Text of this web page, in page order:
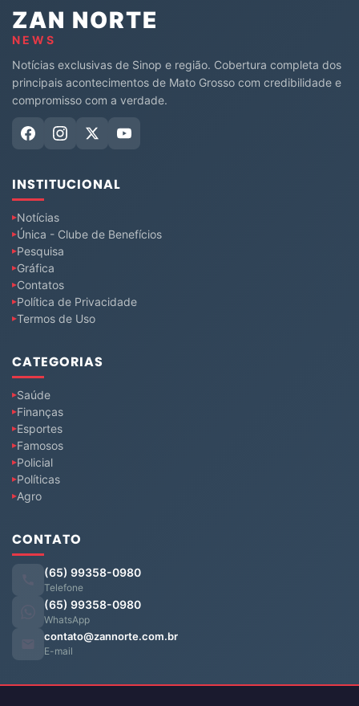
ZAN NORTE
NEWS
Notícias exclusivas de Sinop e região. Cobertura completa dos
principais acontecimentos de Mato Grosso com credibilidade e
compromisso com a verdade.
INSTITUCIONAL
Notícias
Única - Clube de Benefícios
Pesquisa
Gráfica
Contatos
Política de Privacidade
Termos de Uso
CATEGORIAS
Saúde
Finanças
Esportes
Famosos
Policial
Políticas
Agro
CONTATO
(65) 99358-0980
Telefone
(65) 99358-0980
WhatsApp
contato@zannorte.com.br
E-mail